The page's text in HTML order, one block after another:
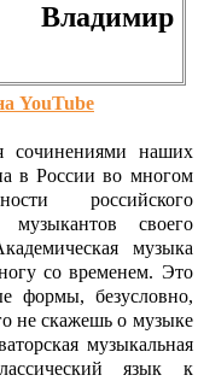
— Владимир
YouTube
сочинениями наших
в России во многом
российского
своего
музыка
со временем. Это
формы, безусловно,
не скажешь о музыке
музыкальная
язык к